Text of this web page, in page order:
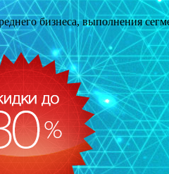
бизнеса, выполнения